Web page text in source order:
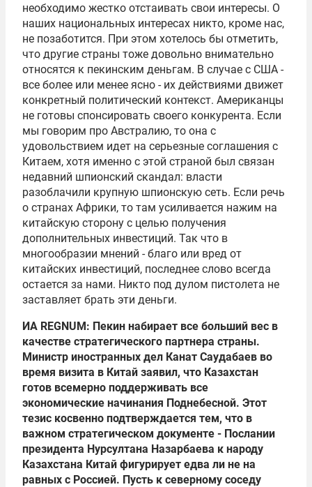
необходимо жестко отстаивать свои интересы. О
наших национальных интересах никто, кроме нас,
не позаботится. При этом хотелось бы отметить,
что другие страны тоже довольно внимательно
относятся к пекинским деньгам. В случае с США -
все более или менее ясно - их действиями движет
конкретный политический контекст. Американцы
не готовы спонсировать своего конкурента. Если
мы говорим про Австралию, то она с
удовольствием идет на серьезные соглашения с
Китаем, хотя именно с этой страной был связан
недавний шпионский скандал: власти
разоблачили крупную шпионскую сеть. Если речь
о странах Африки, то там усиливается нажим на
китайскую сторону с целью получения
дополнительных инвестиций. Так что в
многообразии мнений - благо или вред от
китайских инвестиций, последнее слово всегда
остается за нами. Никто под дулом пистолета не
заставляет брать эти деньги.
ИА REGNUM: Пекин набирает все больший вес в
качестве стратегического партнера страны.
Министр иностранных дел Канат Саудабаев во
время визита в Китай заявил, что Казахстан
готов всемерно поддерживать все
экономические начинания Поднебесной. Этот
тезис косвенно подтверждается тем, что в
важном стратегическом документе - Послании
президента Нурсултана Назарбаева к народу
Казахстана Китай фигурирует едва ли не на
равных с Россией. Пусть к северному соседу